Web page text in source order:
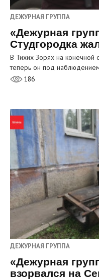
ДЕЖУРНАЯ ГРУППА
«Дежурная
Студгородка
В Тихих Зорях на конечной
теперь он под
186
ДЕЖУРНАЯ ГРУППА
«Дежурная
взорвался на